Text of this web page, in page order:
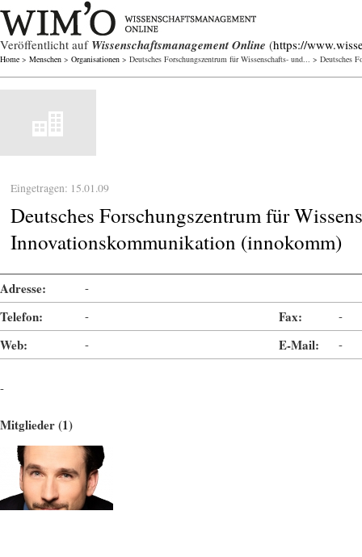
Veröffentlicht auf Wissenschaftsmanagement Online (https://
Home > Menschen > Organisationen > Deutsches Forschungszentrum für Wissenschafts- und... > Deutsches
Eingetragen: 15.01.09
Deutsches Forschungszentrum für
Innovationskommunikation (innokomm)
Adresse: -
Telefon: - Fax: -
Web: - E-Mail: -
-
Mitglieder (1)